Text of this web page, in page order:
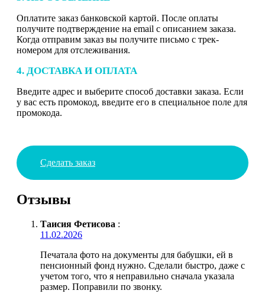
Оплатите заказ банковской картой. После оплаты
получите подтверждение на email с описанием заказа.
Когда отправим заказ вы получите письмо с трек-
номером для отслеживания.
4. ДОСТАВКА И ОПЛАТА
Введите адрес и выберите способ доставки заказа. Если
у вас есть промокод, введите его в специальное поле для
промокода.
Сделать заказ
Отзывы
Таисия Фетисова :
11.02.2026
Печатала фото на документы для бабушки, ей в
пенсионный фонд нужно. Сделали быстро, даже с
учетом того, что я неправильно сначала указала
размер. Поправили по звонку.